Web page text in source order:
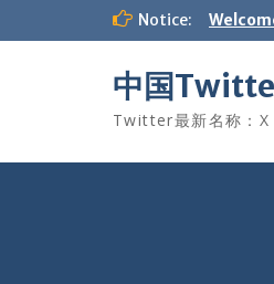
Notice:
中国
Twitter最新名称：